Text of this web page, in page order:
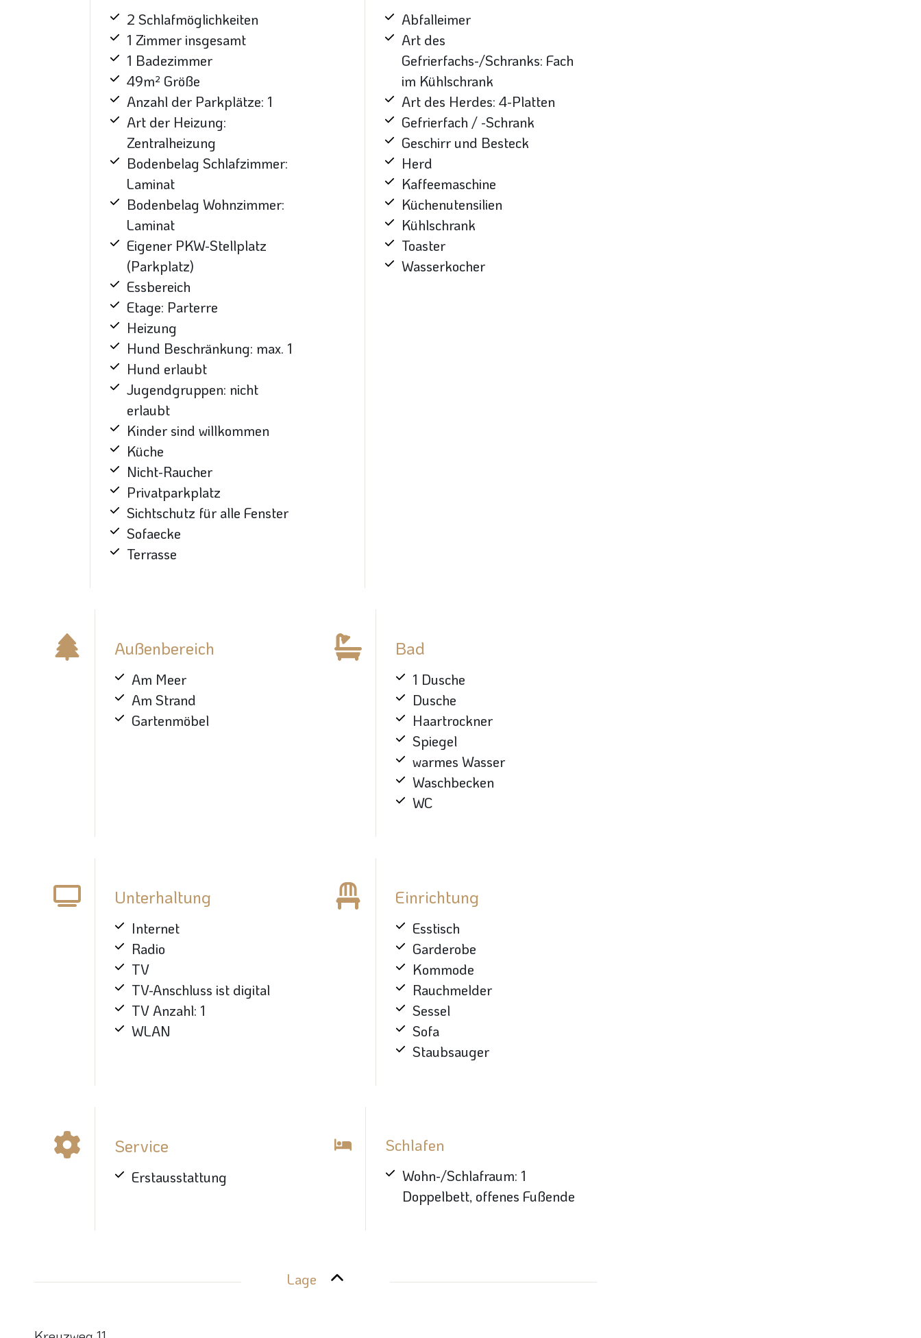
2 Schlafmöglichkeiten
1 Zimmer insgesamt
1 Badezimmer
49m² Größe
Anzahl der Parkplätze: 1
Art der Heizung:
Zentralheizung
Bodenbelag Schlafzimmer:
Laminat
Bodenbelag Wohnzimmer:
Laminat
Eigener PKW-Stellplatz
(Parkplatz)
Essbereich
Etage: Parterre
Heizung
Hund Beschränkung: max. 1
Hund erlaubt
Jugendgruppen: nicht
erlaubt
Kinder sind willkommen
Küche
Nicht-Raucher
Privatparkplatz
Sichtschutz für alle Fenster
Sofaecke
Terrasse
Abfalleimer
Art des
Gefrierfachs-/Schranks: Fach
im Kühlschrank
Art des Herdes: 4-Platten
Gefrierfach / -Schrank
Geschirr und Besteck
Herd
Kaffeemaschine
Küchenutensilien
Kühlschrank
Toaster
Wasserkocher
Außenbereich
Am Meer
Am Strand
Gartenmöbel
Bad
1 Dusche
Dusche
Haartrockner
Spiegel
warmes Wasser
Waschbecken
WC
Unterhaltung
Internet
Radio
TV
TV-Anschluss ist digital
TV Anzahl: 1
WLAN
Einrichtung
Esstisch
Garderobe
Kommode
Rauchmelder
Sessel
Sofa
Staubsauger
Service
Erstausstattung
Schlafen
Wohn-/Schlafraum: 1
Doppelbett, offenes Fußende
Lage